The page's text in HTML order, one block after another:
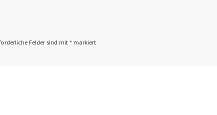
Felder sind mit *markiert